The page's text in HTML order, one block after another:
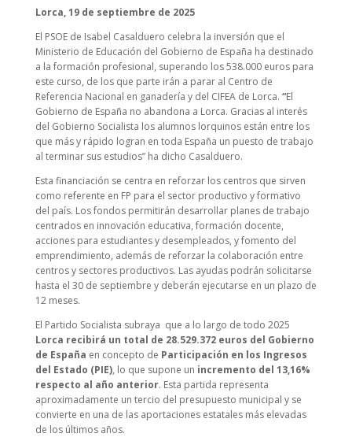
Lorca, 19 de septiembre de 2025
El PSOE de Isabel Casalduero celebra la inversión que el
Ministerio de Educación del Gobierno de España ha destinado
a la formación profesional, superando los 538.000 euros para
este curso, de los que parte irán a parar al Centro de
Referencia Nacional en ganadería y del CIFEA de Lorca. “El
Gobierno de España no abandona a Lorca. Gracias al interés
del Gobierno Socialista los alumnos lorquinos están entre los
que más y rápido logran en toda España un puesto de trabajo
al terminar sus estudios” ha dicho Casalduero.
Esta financiación se centra en reforzar los centros que sirven
como referente en FP para el sector productivo y formativo
del país. Los fondos permitirán desarrollar planes de trabajo
centrados en innovación educativa, formación docente,
acciones para estudiantes y desempleados, y fomento del
emprendimiento, además de reforzar la colaboración entre
centros y sectores productivos. Las ayudas podrán solicitarse
hasta el 30 de septiembre y deberán ejecutarse en un plazo de
12 meses.
El Partido Socialista subraya que a lo largo de todo 2025
Lorca recibirá un total de 28.529.372 euros del Gobierno
de España en concepto de Participación en los Ingresos
del Estado (PIE), lo que supone un incremento del 13,16%
respecto al año anterior. Esta partida representa
aproximadamente un tercio del presupuesto municipal y se
convierte en una de las aportaciones estatales más elevadas
de los últimos años.